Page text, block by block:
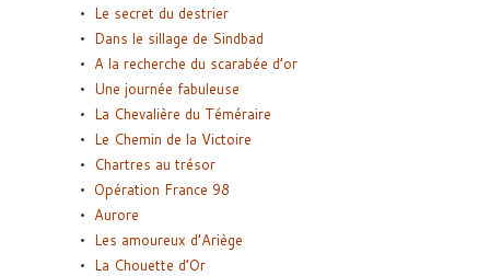
Le secret du destrier
Dans le sillage de Sindbad
A la recherche du scarabée d’or
Une journée fabuleuse
La Chevalière du Téméraire
Le Chemin de la Victoire
Chartres au trésor
Opération France 98
Aurore
Les amoureux d’Ariège
La Chouette d’Or